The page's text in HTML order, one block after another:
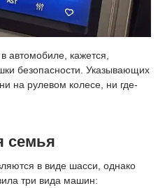
автомобиле, кажется,
безопасности. Указывающих
на рулевом колесе, ни где-
семья
в виде шасси, однако
три вида машин: